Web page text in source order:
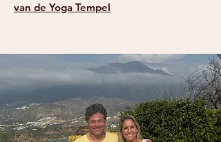
van de Yoga Tempel